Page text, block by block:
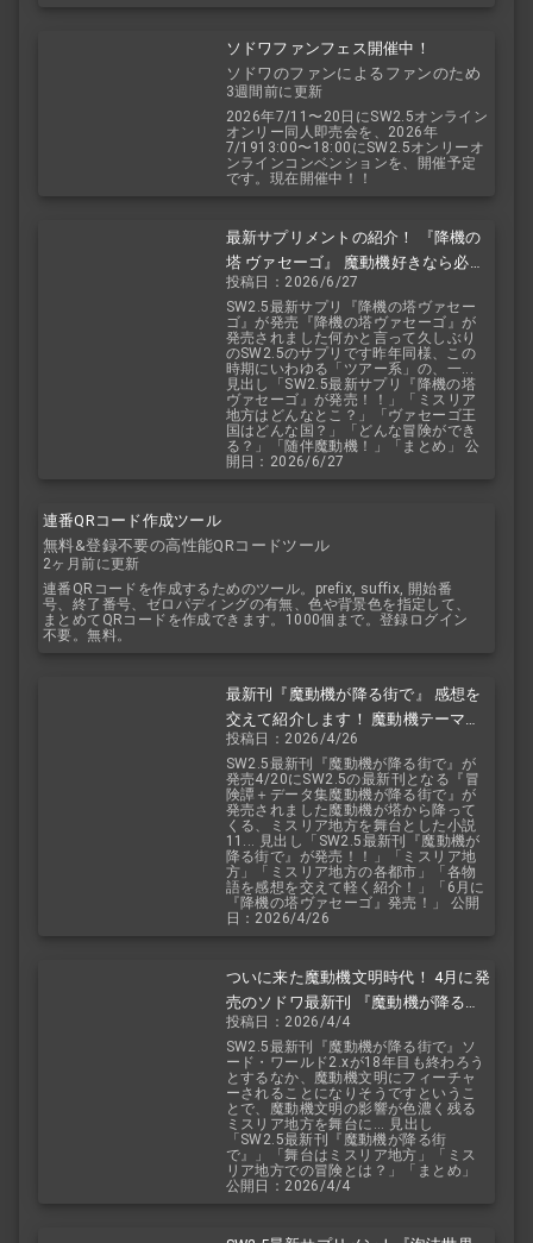
ソドワファンフェス開催中！
ソドワのファンによるファンのため
のお祭り！
3週間前に更新
2026年7/11〜20日にSW2.5オンライン
オンリー同人即売会を、2026年
7/1913:00〜18:00にSW2.5オンリーオ
ンラインコンベンションを、開催予定
です。現在開催中！！
最新サプリメントの紹介！ 『降機の
塔 ヴァセーゴ』 魔動機好きなら必
見！ 随伴魔動機と旅に出よう！
投稿日：2026/6/27
SW2.5最新サプリ『降機の塔ヴァセー
ゴ』が発売『降機の塔ヴァセーゴ』が
発売されました何かと言って久しぶり
のSW2.5のサプリです昨年同様、この
時期にいわゆる「ツアー系」の、一...
見出し「SW2.5最新サプリ『降機の塔
ヴァセーゴ』が発売！！」「ミスリア
地方はどんなとこ？」「ヴァセーゴ王
国はどんな国？」「どんな冒険ができ
る？」「随伴魔動機！」「まとめ」 公
開日：2026/6/27
連番QRコード作成ツール
無料&登録不要の高性能QRコードツール
2ヶ月前に更新
連番QRコードを作成するためのツール。prefix, suffix, 開始番
号、終了番号、ゼロパディングの有無、色や背景色を指定して、
まとめてQRコードを作成できます。1000個まで。登録ログイン
不要。無料。
最新刊『魔動機が降る街で』 感想を
交えて紹介します！ 魔動機テーマの
小説！ おもしろいデータも多数！
投稿日：2026/4/26
SW2.5最新刊『魔動機が降る街で』が
発売4/20にSW2.5の最新刊となる『冒
険譚＋データ集魔動機が降る街で』が
発売されました魔動機が塔から降って
くる、ミスリア地方を舞台とした小説
11... 見出し「SW2.5最新刊『魔動機が
降る街で』が発売！！」「ミスリア地
方」「ミスリア地方の各都市」「各物
語を感想を交えて軽く紹介！」「6月に
『降機の塔ヴァセーゴ』発売！」 公開
日：2026/4/26
ついに来た魔動機文明時代！ 4月に発
売のソドワ最新刊 『魔動機が降る街
で』 紹介・予想・考察！
投稿日：2026/4/4
SW2.5最新刊『魔動機が降る街で』ソ
ード・ワールド2.xが18年目も終わろう
とするなか、魔動機文明にフィーチャ
ーされることになりそうですというこ
とで、魔動機文明の影響が色濃く残る
ミスリア地方を舞台に... 見出し
「SW2.5最新刊『魔動機が降る街
で』」「舞台はミスリア地方」「ミス
リア地方での冒険とは？」「まとめ」
公開日：2026/4/4